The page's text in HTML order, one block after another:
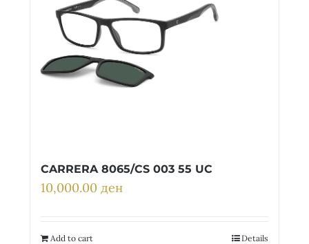
CARRERA 8065/CS 003 55 UC
10,000.00 ден
Add to cart Details